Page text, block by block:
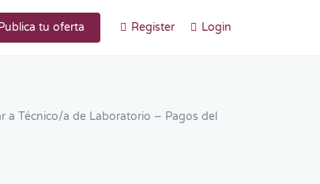
tu oferta Register Login
a Técnico/a de Laboratorio – Pagos del